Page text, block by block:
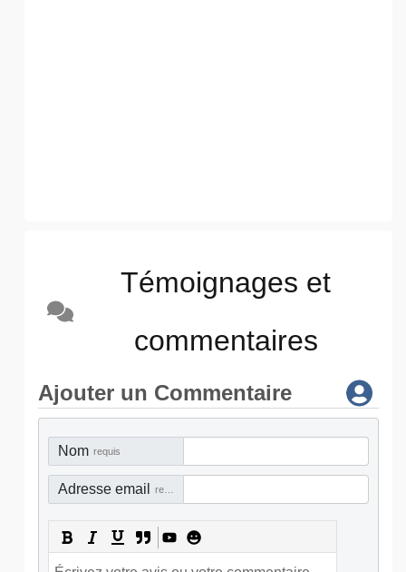
Témoignages et
commentaires
Ajouter un Commentaire
Nom requis
Adresse email